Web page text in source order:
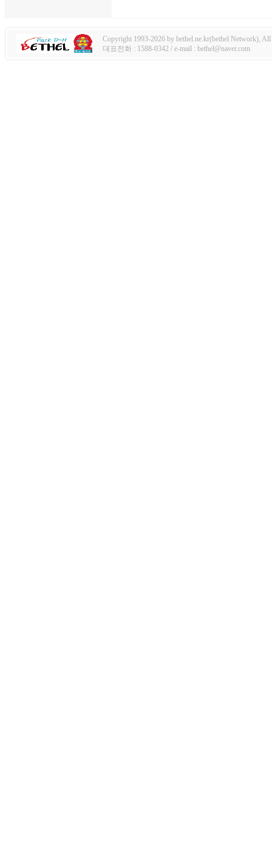
Copyright 1993-2026 by bethel.ne.kr(bethel Network), All
대표전화 : 1588-0342 / e-mail : bethel@naver.com